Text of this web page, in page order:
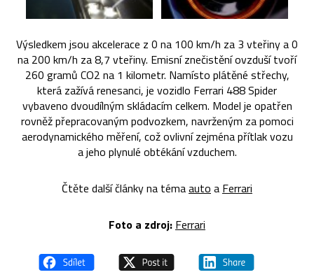
Výsledkem jsou akcelerace z 0 na 100 km/h za 3 vteřiny a 0
na 200 km/h za 8,7 vteřiny. Emisní znečistění ovzduší tvoří
260 gramů CO2 na 1 kilometr. Namísto plátěné střechy,
která zažívá renesanci, je vozidlo Ferrari 488 Spider
vybaveno dvoudílným skládacím celkem. Model je opatřen
rovněž přepracovaným podvozkem, navrženým za pomoci
aerodynamického měření, což ovlivní zejména přítlak vozu
a jeho plynulé obtékání vzduchem.
Čtěte další články na témaauto a Ferrari
Foto a zdroj: Ferrari